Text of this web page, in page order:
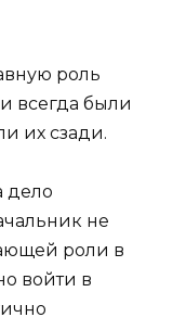
роль
всегда были
их сзади.
дело
не
роли в
войти в